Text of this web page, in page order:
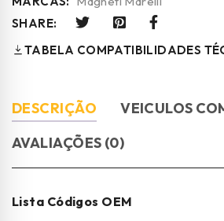
SHARE:
TABELA COMPATIBILIDADES
DESCRIÇÃO
VEICULOS
AVALIAÇÕES (0)
Lista Códigos OEM